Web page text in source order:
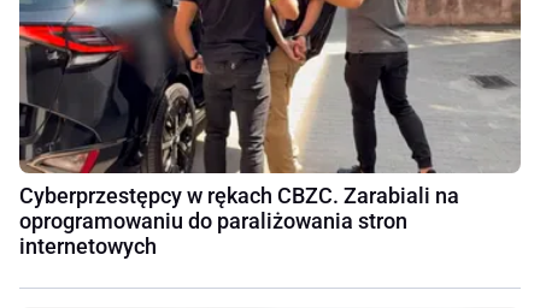
Cyberprzestępcy w rękach CBZC. Zarabiali na
oprogramowaniu do paraliżowania stron
internetowych